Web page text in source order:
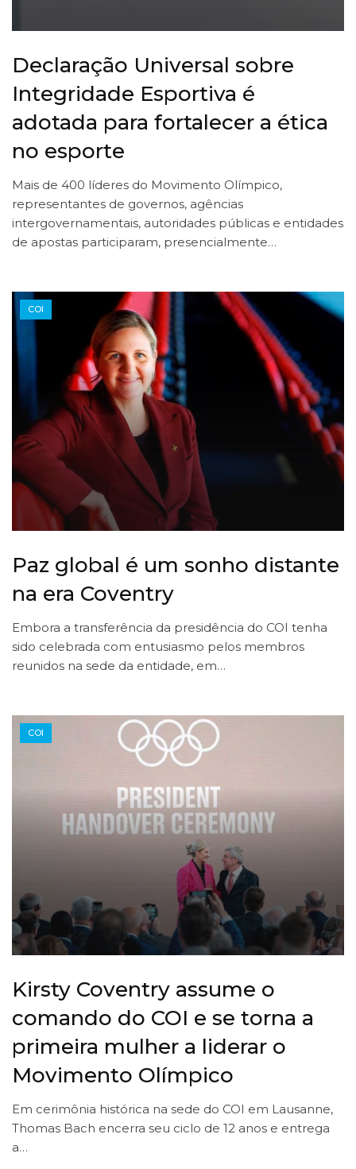
Declaração Universal sobre
Integridade Esportiva é
adotada para fortalecer a ética
no esporte
Mais de 400 líderes do Movimento Olímpico,
representantes de governos, agências
intergovernamentais, autoridades públicas e entidades
de apostas participaram, presencialmente…
COI
Paz global é um sonho distante
na era Coventry
Embora a transferência da presidência do COI tenha
sido celebrada com entusiasmo pelos membros
reunidos na sede da entidade, em…
COI
Kirsty Coventry assume o
comando do COI e se torna a
primeira mulher a liderar o
Movimento Olímpico
Em cerimônia histórica na sede do COI em Lausanne,
Thomas Bach encerra seu ciclo de 12 anos e entrega
a…